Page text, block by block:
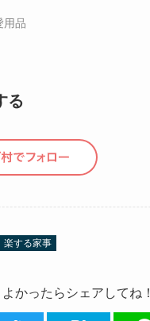
用品
る
楽する家事
よかったらシェアしてね！